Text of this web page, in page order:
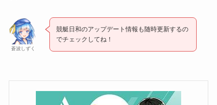
蒼波しずく
競艇日和のアップデート情報も随時更新するの
でチェックしてね！